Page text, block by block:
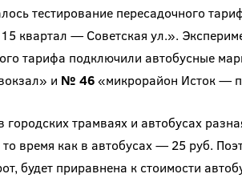
тестирование пересадочного
квартал — Советская ул.».
тарифа подключили автобусные
и № 46«микрорайон Исток —
городских трамваях и автобусах
время как в автобусах — 25 руб.
будет приравнена к стоимости